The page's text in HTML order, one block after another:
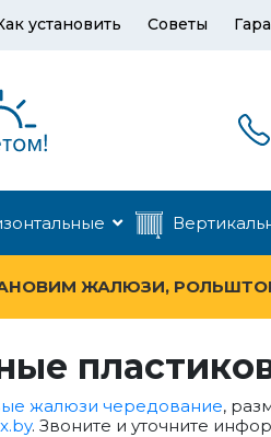
установить Советы
ЖАЛЮЗИ,
жалюзи чередование,
. Звоните и уточните